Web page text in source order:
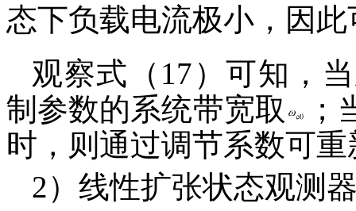
态下负载电流极小，因此
观察式（17）可知，
制参数的系统带宽取
时，则通过调节系数可
2）线性扩张状态观测